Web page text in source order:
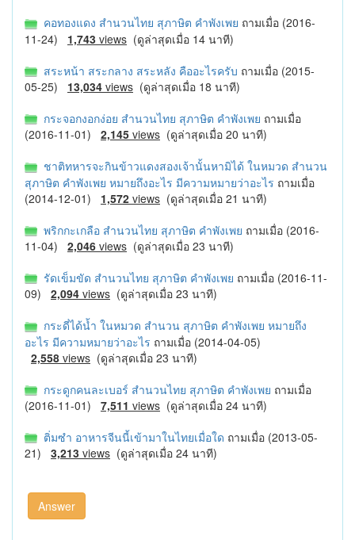
คอทองแดง สำนวนไทย สุภาษิต คำพังเพย ถามเมื่อ (2016-
11-24) 1,743 views (ดูล่าสุดเมื่อ 14 นาที)
สระหน้า สระกลาง สระหลัง คืออะไรครับ ถามเมื่อ (2015-
05-25) 13,034 views (ดูล่าสุดเมื่อ 18 นาที)
กระจอกงอกง่อย สำนวนไทย สุภาษิต คำพังเพย ถามเมื่อ
(2016-11-01) 2,145 views (ดูล่าสุดเมื่อ 20 นาที)
ชาติทหารจะกินข้าวแดงสองเจ้านั้นหามิได้ ในหมวด สำนวน
สุภาษิต คำพังเพย หมายถึงอะไร มีความหมายว่าอะไร ถามเมื่อ
(2014-12-01) 1,572 views (ดูล่าสุดเมื่อ 21 นาที)
พริกกะเกลือ สำนวนไทย สุภาษิต คำพังเพย ถามเมื่อ (2016-
11-04) 2,046 views (ดูล่าสุดเมื่อ 23 นาที)
รัดเข็มขัด สำนวนไทย สุภาษิต คำพังเพย ถามเมื่อ (2016-11-
09) 2,094 views (ดูล่าสุดเมื่อ 23 นาที)
กระดี่ได้น้ำ ในหมวด สำนวน สุภาษิต คำพังเพย หมายถึง
อะไร มีความหมายว่าอะไร ถามเมื่อ (2014-04-05)
2,558 views (ดูล่าสุดเมื่อ 23 นาที)
กระดูกคนละเบอร์ สำนวนไทย สุภาษิต คำพังเพย ถามเมื่อ
(2016-11-01) 7,511 views (ดูล่าสุดเมื่อ 24 นาที)
ติ่มซำ อาหารจีนนี้เข้ามาในไทยเมื่อใด ถามเมื่อ (2013-05-
21) 3,213 views (ดูล่าสุดเมื่อ 24 นาที)